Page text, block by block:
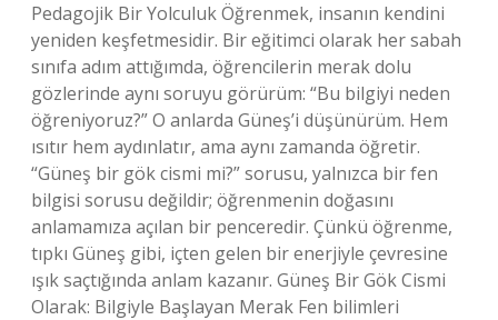
Pedagojik Bir Yolculuk Öğrenmek, insanın kendini
yeniden keşfetmesidir. Bir eğitimci olarak her sabah
sınıfa adım attığımda, öğrencilerin merak dolu
gözlerinde aynı soruyu görürüm: “Bu bilgiyi neden
öğreniyoruz?” O anlarda Güneş’i düşünürüm. Hem
ısıtır hem aydınlatır, ama aynı zamanda öğretir.
“Güneş bir gök cismi mi?” sorusu, yalnızca bir fen
bilgisi sorusu değildir; öğrenmenin doğasını
anlamamıza açılan bir penceredir. Çünkü öğrenme,
tıpkı Güneş gibi, içten gelen bir enerjiyle çevresine
ışık saçtığında anlam kazanır. Güneş Bir Gök Cismi
Olarak: Bilgiyle Başlayan Merak Fen bilimleri